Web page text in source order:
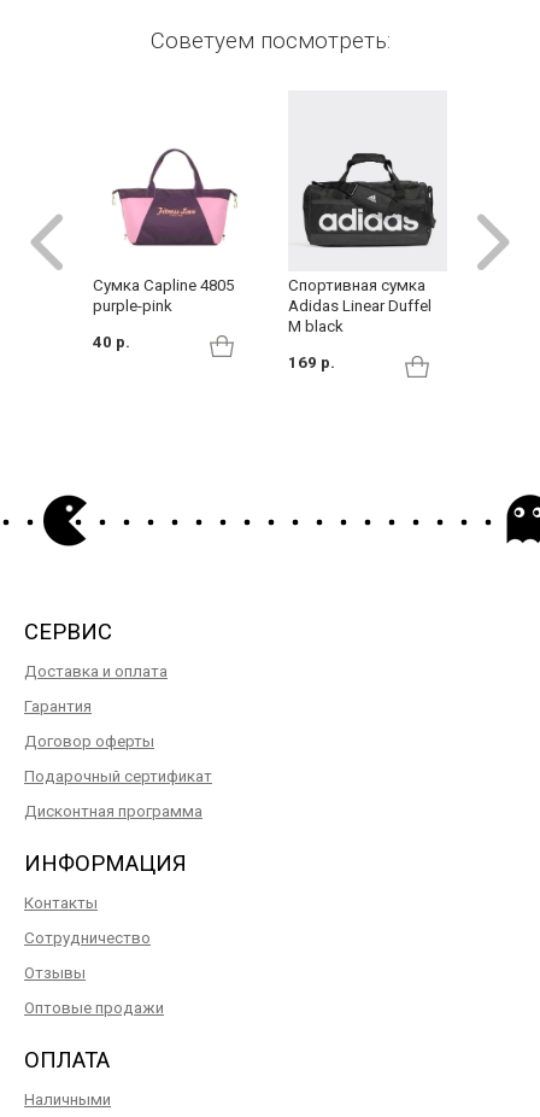
Советуем посмотреть:
Сумка Capline 4805
purple-pink
40 р.
Спортивная сумка
Adidas Linear Duffel
M black
169 р.
СЕРВИС
Доставка и оплата
Гарантия
Договор оферты
Подарочный сертификат
Дисконтная программа
ИНФОРМАЦИЯ
Контакты
Сотрудничество
Отзывы
Оптовые продажи
ОПЛАТА
Наличными